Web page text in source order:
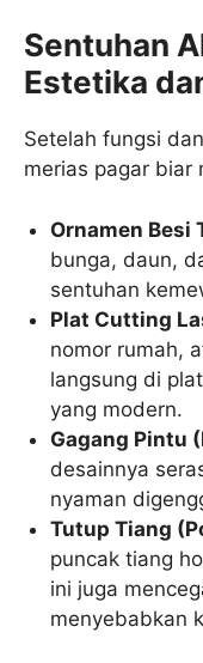
Sentuhan
Estetika
Setelah fungsi
merias pagar biar
Ornamen Besi
bunga, daun,
sentuhan
Plat Cutting
nomor rumah,
langsung di
yang modern.
Gagang Pintu
desainnya
nyaman
Tutup Tiang
puncak tiang
ini juga
menyebabkan